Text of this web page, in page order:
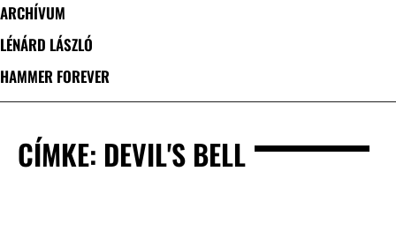
ARCHÍVUM
LÉNÁRD LÁSZLÓ
HAMMER FOREVER
CÍMKE: DEVIL'S BELL